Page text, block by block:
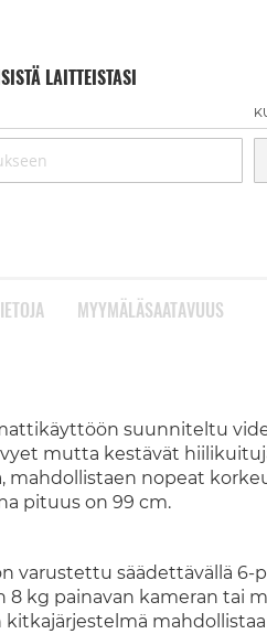
LAITTEISTASI
suunniteltu
mutta kestävät
mahdollistaen nopeat
pituus on 99 cm.
varustettu säädettävällä 6-
8 kg painavan kameran tai
kitkajärjestelmä
MYYMÄLÄSAATAVUUS